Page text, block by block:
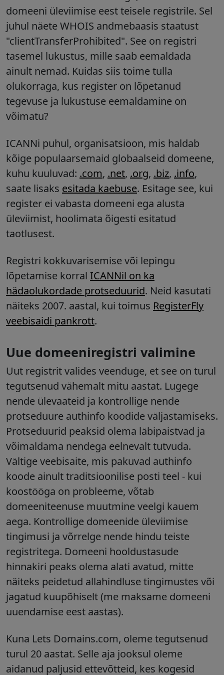
domeeni üleviimise eest teisele registrile. Sel
juhul näete WHOIS andmebaasis staatust
"clientTransferProhibited". See on registri
tasemel lukustus, mille saab eemaldada
ainult nemad. Kuidas siis toime tulla
olukorraga, kus register on lõpetanud
tegevuse ja lukustuse eemaldamine on
võimatu?
ICANNi puhul, organisatsioon, mis haldab
kõige populaarsemaid globaalseid domeene,
kuhu kuuluvad: .com, .net, .org, .biz, .info,
saate lisaks esitada kaebuse. Esitage see, kui
register ei vabasta domeeni ega alusta
üleviimist, hoolimata õigesti esitatud
taotlusest.
Registri kokkuvarisemise või lepingu
lõpetamise korral ICANNil on ka
hädaolukordade protseduurid. Neid kasutati
näiteks 2007. aastal, kui toimus RegisterFly
veebisaidi pankrott.
Uue domeeniregistri valimine
Uut registrit valides veenduge, et see on turul
tegutsenud vähemalt mitu aastat. Lugege
nende ülevaateid ja kontrollige nende
protseduure authinfo koodide väljastamiseks.
Protseduurid peaksid olema läbipaistvad ja
võimaldama nendega eelnevalt tutvuda.
Vältige veebisaite, mis pakuvad authinfo
koode ainult traditsioonilise posti teel - kui
koostööga on probleeme, võtab
domeeniteenuse muutmine veelgi kauem
aega. Kontrollige domeenide üleviimise
tingimusi ja võrrelge nende hindu teiste
registritega. Domeeni hooldustasude
hinnakiri peaks olema alati avatud, mitte
näiteks peidetud allahindluse tingimustes või
jagatud kuupõhiselt (me maksame domeeni
uuendamise eest aastas).
Kuna Lets Domains.com, oleme tegutsenud
turul 20 aastat. Selle aja jooksul oleme
aidanud paljusid ettevõtteid, kes kogesid